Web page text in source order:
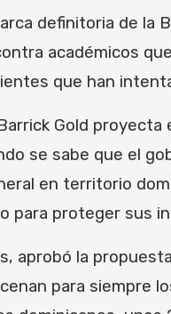
definitoria de la
académicos
que han
Gold
se sabe que el
en territorio
para proteger sus
aprobó la
para siempre